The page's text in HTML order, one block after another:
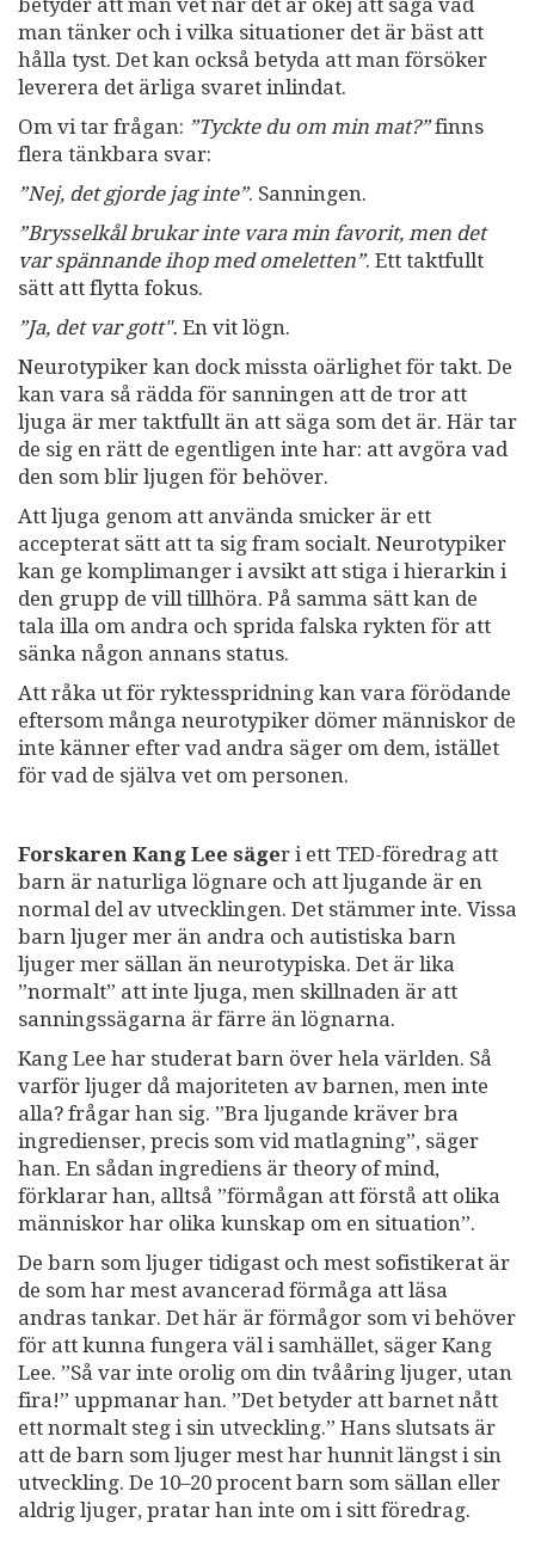
man tänker och i vilka situationer det är bäst att
hålla tyst. Det kan också betyda att man försöker
leverera det ärliga svaret inlindat.
Om vi tar frågan: ”Tyckte du om min mat?”finns
flera tänkbara svar:
”Nej, det gjorde jag inte”. Sanningen.
”Brysselkål brukar inte vara min favorit, men det
var spännande ihop med omeletten”. Ett taktfullt
sätt att flytta fokus.
”Ja, det var gott". En vit lögn.
Neurotypiker kan dock missta oärlighet för takt. De
kan vara så rädda för sanningen att de tror att
ljuga är mer taktfullt än att säga som det är. Här tar
de sig en rätt de egentligen inte har: att avgöra vad
den som blir ljugen för behöver.
Att ljuga genom att använda smicker är ett
accepterat sätt att ta sig fram socialt. Neurotypiker
kan ge komplimanger i avsikt att stiga i hierarkin i
den grupp de vill tillhöra. På samma sätt kan de
tala illa om andra och sprida falska rykten för att
sänka någon annans status.
Att råka ut för ryktesspridning kan vara förödande
eftersom många neurotypiker dömer människor de
inte känner efter vad andra säger om dem, istället
för vad de själva vet om personen.
Forskaren Kang Lee säger i ett TED-föredrag att
barn är naturliga lögnare och att ljugande är en
normal del av utvecklingen. Det stämmer inte. Vissa
barn ljuger mer än andra och autistiska barn
ljuger mer sällan än neurotypiska. Det är lika
”normalt” att inte ljuga, men skillnaden är att
sanningssägarna är färre än lögnarna.
Kang Lee har studerat barn över hela världen. Så
varför ljuger då majoriteten av barnen, men inte
alla? frågar han sig. ”Bra ljugande kräver bra
ingredienser, precis som vid matlagning”, säger
han. En sådan ingrediens är theory of mind,
förklarar han, alltså ”förmågan att förstå att olika
människor har olika kunskap om en situation”.
De barn som ljuger tidigast och mest sofistikerat är
de som har mest avancerad förmåga att läsa
andras tankar. Det här är förmågor som vi behöver
för att kunna fungera väl i samhället, säger Kang
Lee. ”Så var inte orolig om din tvååring ljuger, utan
fira!” uppmanar han. ”Det betyder att barnet nått
ett normalt steg i sin utveckling.” Hans slutsats är
att de barn som ljuger mest har hunnit längst i sin
utveckling. De 10–20 procent barn som sällan eller
aldrig ljuger, pratar han inte om i sitt föredrag.